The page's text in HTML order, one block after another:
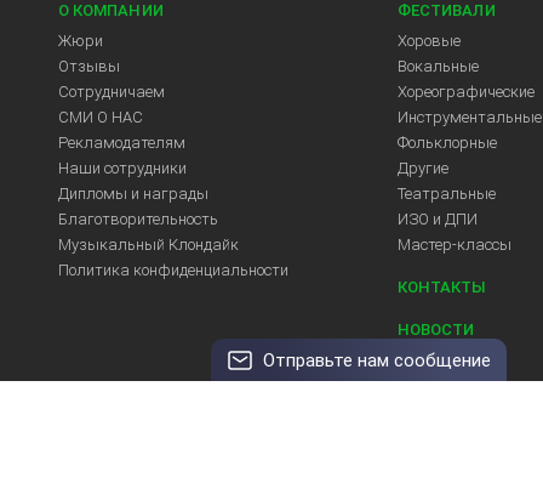
О КОМПАНИИ
Жюри
Отзывы
Сотрудничаем
СМИ О НАС
Рекламодателям
Наши сотрудники
Дипломы и награды
Благотворительность
Музыкальный Клондайк
Политика конфиденциальности
ФЕСТИВАЛИ
Хоровые
Вокальные
Хореографические
Инструментальные
Фольклорные
Другие
Театральные
ИЗО и ДПИ
Мастер-классы
КОНТАКТЫ
НОВОСТИ
Арт-Центр
Отправьте нам сообщение